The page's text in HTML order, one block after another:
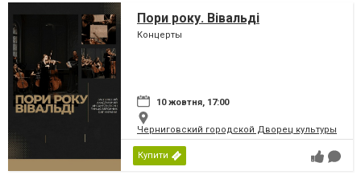
Пори року. Вівальді
Концерты
10 жовтня, 17:00
Черниговский городской Дворец культуры
Купити